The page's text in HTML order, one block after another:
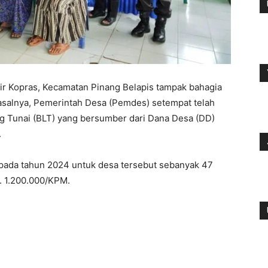
Kopras, Kecamatan Pinang Belapis tampak bahagia
Pemerintah Desa (Pemdes) setempat telah
(BLT) yang bersumber dari Dana Desa (DD)
tahun 2024 untuk desa tersebut sebanyak 47
KPM.